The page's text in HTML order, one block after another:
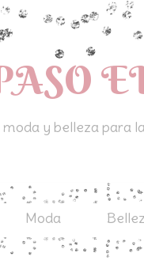
y belleza para
Moda